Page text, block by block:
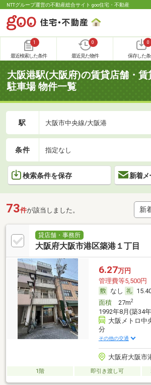
NTTグループ運営の不動産総合サイト goo住宅・不動産
1
最近検索した条件
0
最近見た物件
0
保存した
大阪港駅(大阪府)の賃貸店舗・
駐車場 物件一覧
駅 大阪市中央線/大阪港
条件 指定なし
検索条件を保存 新着メ
73件が該当しました。
貸店舗・事務所
大阪府大阪市港区築港１丁目
6.27万円
管理費等5,500円
なし
面積27m2
1992年8月(築34
大阪メトロ中
分
その他の交通
大阪府大阪市
1階 即引き渡し可